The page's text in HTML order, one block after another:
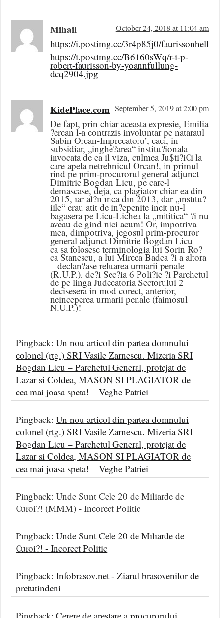
Mihail October 24, 2018 at 11:04 am
https://i.postimg.cc/3r4p85j0/
https://i.postimg.cc/B6160sWq/r-i-p-
robert-faurisson-by-yoannfullung-
dcq2904.jpg
KidePlace.com September 5, 2019 at 2:00 pm
De fapt, prin chiar aceasta expresie, Emilia
?ercan l-a contrazis involuntar pe nataraul
Sabin Orcan-Imprecatoru’, caci, in
subsidiar, „inghe?area“ institu?ionala
invocata de ea il viza, culmea Ju$ti?i€i la
care apela netrebnicul Orcan!, in primul
rind pe prim-procurorul general adjunct
Dimitrie Bogdan Licu, pe care-l
demascase, deja, ca plagiator chiar ea din
2015, iar al?ii inca din 2013, dar „institu?
iile“ erau atit de in?epenite incit nu-l
bagasera pe Licu-Lichea la „mititica“ ?i nu
aveau de gind nici acum! Or, impotriva
mea, dimpotriva, jegosul prim-procuror
general adjunct Dimitrie Bogdan Licu –
ca sa folosesc terminologia lui Sorin Ro?
ca Stanescu, a lui Mircea Badea ?i a altora
– declan?ase reluarea urmarii penale
(R.U.P.), de?i Sec?ia 6 Poli?ie ?i Parchetul
de pe linga Judecatoria Sectorului 2
decisesera in mod corect, anterior,
neinceperea urmarii penale (faimosul
N.U.P.)!
Pingback:Un nou articol din partea domnului
colonel (rtg.) SRI Vasile Zarnescu. Mizeria SRI
Bogdan Licu – Parchetul General, protejat de
Lazar si Coldea, MASON SI PLAGIATOR de
cea mai joasa speta! – Veghe Patriei
Pingback:Un nou articol din partea domnului
colonel (rtg.) SRI Vasile Zarnescu. Mizeria SRI
Bogdan Licu – Parchetul General, protejat de
Lazar si Coldea, MASON SI PLAGIATOR de
cea mai joasa speta! – Veghe Patriei
Pingback: Unde Sunt Cele 20 de Miliarde de
€uroi?! (MMM) - Incorect Politic
Pingback:Unde Sunt Cele 20 de Miliarde de
€uroi?! - Incorect Politic
Pingback:Infobrasov.net - Ziarul brasovenilor de
pretutindeni
Pingback:Cerere de arestare a procurorului